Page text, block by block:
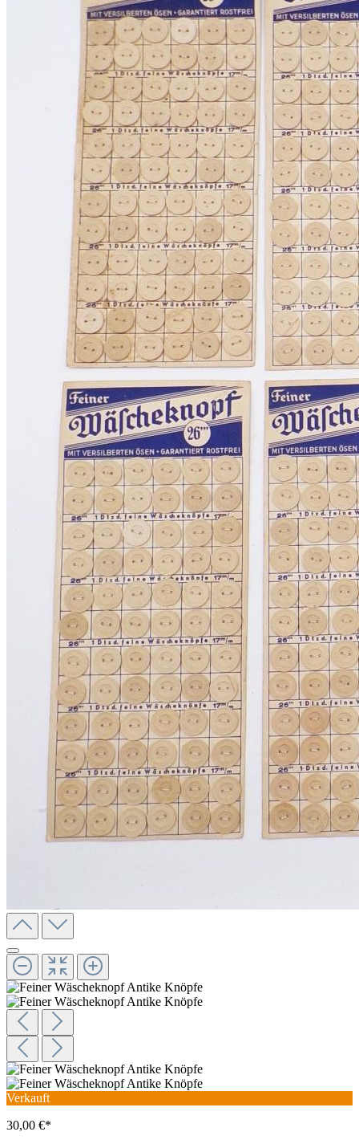
Verkauft
30,00 €*